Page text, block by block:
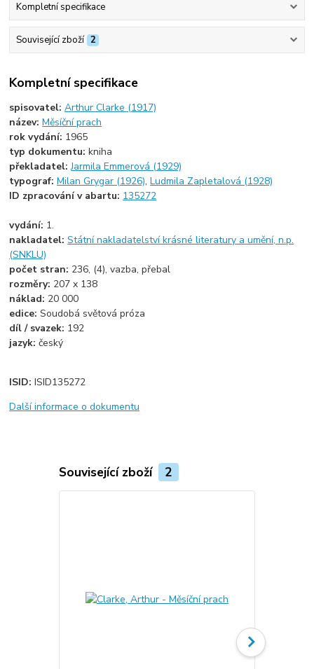
Kompletní specifikace
Související zboží 2
Kompletní specifikace
spisovatel:Arthur Clarke (1917)
název:Měsíční prach
rok vydání: 1965
typ dokumentu:kniha
překladatel:Jarmila Emmerová (1929)
typograf:Milan Grygar (1926),Ludmila Zapletalová (1928)
ID zpracování v abartu: 135272
vydání: 1.
nakladatel:Státní nakladatelství krásné literatury a umění, n.p.
(SNKLU)
počet stran: 236, (4), vazba, přebal
rozměry: 207 x 138
náklad: 20 000
edice:Soudobá světová próza
díl / svazek: 192
jazyk:český
ISID:ISID135272
Další informace o dokumentu
Související zboží 2